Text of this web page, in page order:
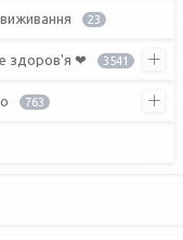
23
здоров'я ❤ 3541
763